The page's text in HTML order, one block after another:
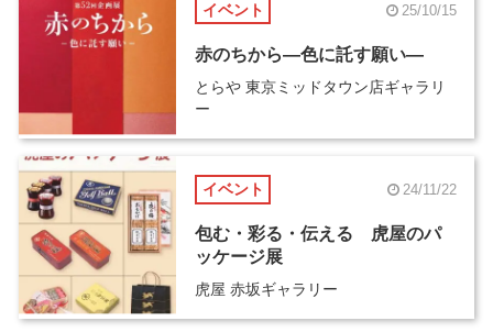
イベント 25/10/15
赤のちから―色に託す願い―
とらや 東京ミッドタウン店ギャラリ
ー
イベント 24/11/22
包む・彩る・伝える 虎屋のパ
ッケージ展
虎屋 赤坂ギャラリー